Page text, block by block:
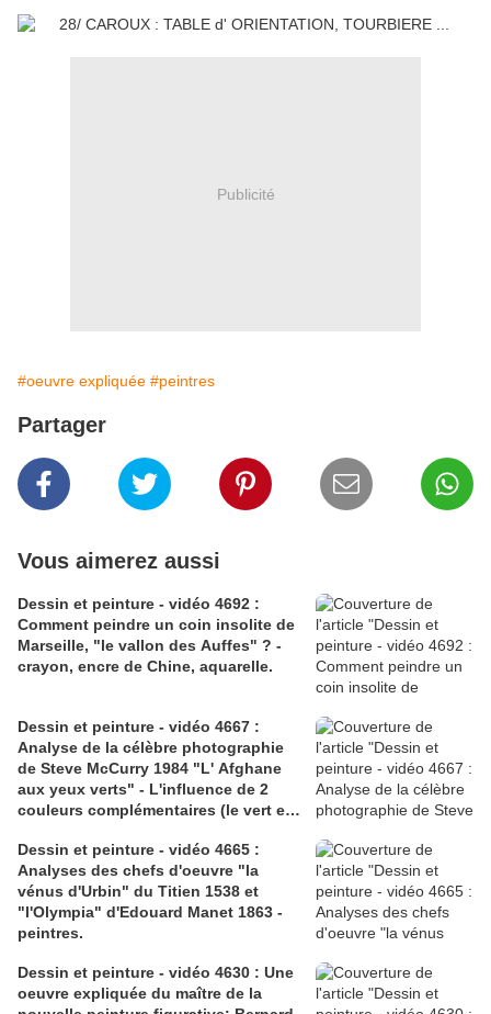
Publicité
#oeuvre expliquée #peintres
Partager
Vous aimerez aussi
Dessin et peinture - vidéo 4692 :
Comment peindre un coin insolite de
Marseille, "le vallon des Auffes" ? -
crayon, encre de Chine, aquarelle.
Dessin et peinture - vidéo 4667 :
Analyse de la célèbre photographie
de Steve McCurry 1984 "L' Afghane
aux yeux verts" - L'influence de 2
couleurs complémentaires (le vert et
Dessin et peinture - vidéo 4665 :
Analyses des chefs d'oeuvre "la
vénus d'Urbin" du Titien 1538 et
"l'Olympia" d'Edouard Manet 1863 -
peintres.
Dessin et peinture - vidéo 4630 : Une
oeuvre expliquée du maître de la